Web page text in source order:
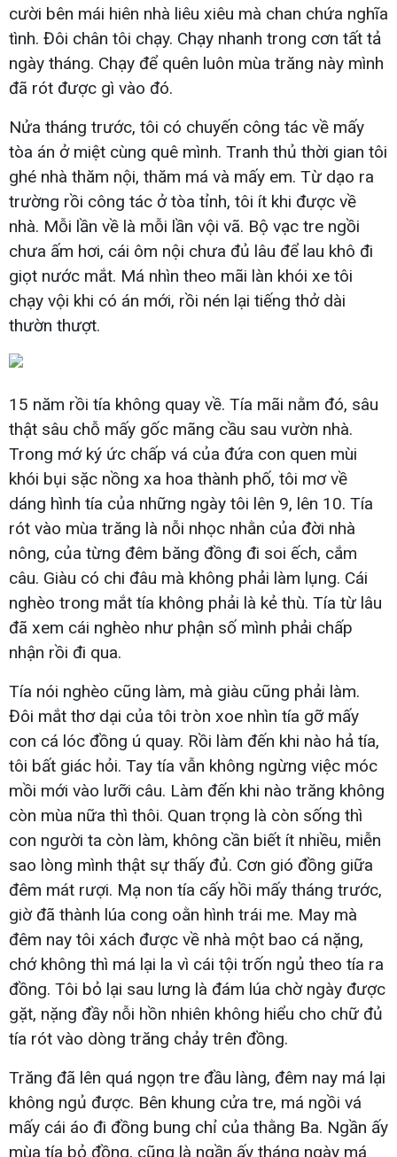
cười bên mái hiên nhà liêu xiêu mà chan chứa nghĩa
tình. Đôi chân tôi chạy. Chạy nhanh trong cơn tất tả
ngày tháng. Chạy để quên luôn mùa trăng này mình
đã rót được gì vào đó.
Nửa tháng trước, tôi có chuyến công tác về mấy
tòa án ở miệt cùng quê mình. Tranh thủ thời gian tôi
ghé nhà thăm nội, thăm má và mấy em. Từ dạo ra
trường rồi công tác ở tòa tỉnh, tôi ít khi được về
nhà. Mỗi lần về là mỗi lần vội vã. Bộ vạc tre ngồi
chưa ấm hơi, cái ôm nội chưa đủ lâu để lau khô đi
giọt nước mắt. Má nhìn theo mãi làn khói xe tôi
chạy vội khi có án mới, rồi nén lại tiếng thở dài
thườn thượt.
15 năm rồi tía không quay về. Tía mãi nằm đó, sâu
thật sâu chỗ mấy gốc mãng cầu sau vườn nhà.
Trong mớ ký ức chấp vá của đứa con quen mùi
khói bụi sặc nồng xa hoa thành phố, tôi mơ về
dáng hình tía của những ngày tôi lên 9, lên 10. Tía
rót vào mùa trăng là nỗi nhọc nhằn của đời nhà
nông, của từng đêm băng đồng đi soi ếch, cắm
câu. Giàu có chi đâu mà không phải làm lụng. Cái
nghèo trong mắt tía không phải là kẻ thù. Tía từ lâu
đã xem cái nghèo như phận số mình phải chấp
nhận rồi đi qua.
Tía nói nghèo cũng làm, mà giàu cũng phải làm.
Đôi mắt thơ dại của tôi tròn xoe nhìn tía gỡ mấy
con cá lóc đồng ú quay. Rồi làm đến khi nào hả tía,
tôi bất giác hỏi. Tay tía vẫn không ngừng việc móc
mồi mới vào lưỡi câu. Làm đến khi nào trăng không
còn mùa nữa thì thôi. Quan trọng là còn sống thì
con người ta còn làm, không cần biết ít nhiều, miễn
sao lòng mình thật sự thấy đủ. Cơn gió đồng giữa
đêm mát rượi. Mạ non tía cấy hồi mấy tháng trước,
giờ đã thành lúa cong oằn hình trái me. May mà
đêm nay tôi xách được về nhà một bao cá nặng,
chớ không thì má lại la vì cái tội trốn ngủ theo tía ra
đồng. Tôi bỏ lại sau lưng là đám lúa chờ ngày được
gặt, nặng đầy nỗi hồn nhiên không hiểu cho chữ đủ
tía rót vào dòng trăng chảy trên đồng.
Trăng đã lên quá ngọn tre đầu làng, đêm nay má lại
không ngủ được. Bên khung cửa tre, má ngồi vá
mấy cái áo đi đồng bung chỉ của thằng Ba. Ngần ấy
mùa tía bỏ đồng, cũng là ngần ấy tháng ngày má